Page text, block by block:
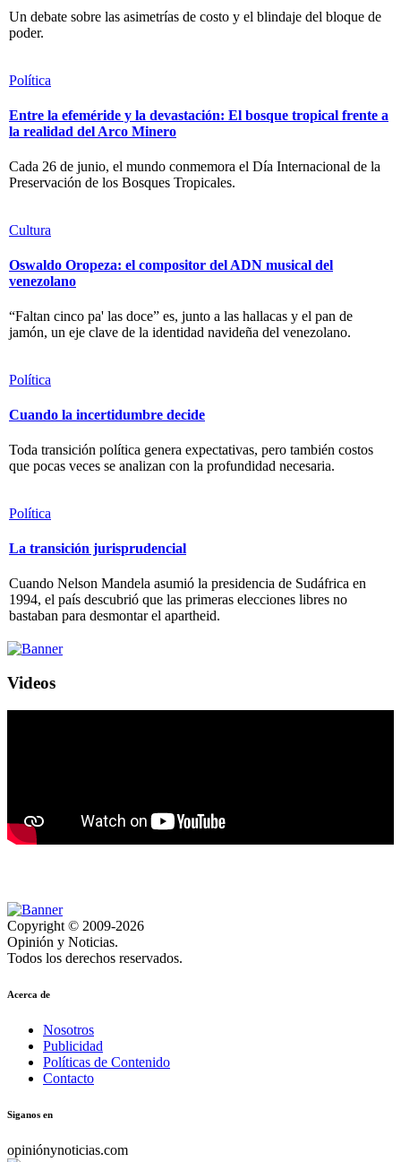
Un debate sobre las asimetrías de costo y el blindaje del bloque de
poder.
Política
Entre la efeméride y la devastación: El bosque tropical frente a
la realidad del Arco Minero
Cada 26 de junio, el mundo conmemora el Día Internacional de la
Preservación de los Bosques Tropicales.
Cultura
Oswaldo Oropeza: el compositor del ADN musical del
venezolano
“Faltan cinco pa' las doce” es, junto a las hallacas y el pan de
jamón, un eje clave de la identidad navideña del venezolano.
Política
Cuando la incertidumbre decide
Toda transición política genera expectativas, pero también costos
que pocas veces se analizan con la profundidad necesaria.
Política
La transición jurisprudencial
Cuando Nelson Mandela asumió la presidencia de Sudáfrica en
1994, el país descubrió que las primeras elecciones libres no
bastaban para desmontar el apartheid.
Videos
Copyright © 2009-2026
Opinión y Noticias.
Todos los derechos reservados.
Acerca de
Nosotros
Publicidad
Políticas de Contenido
Contacto
Siganos en
opiniónynoticias.com